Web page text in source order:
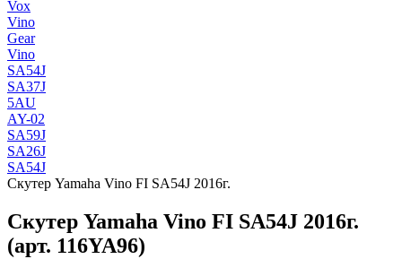
Vox
Vino
Gear
Vino
SA54J
SA37J
5AU
AY-02
SA59J
SA26J
SA54J
Скутер Yamaha Vino FI SA54J 2016г.
Скутер Yamaha Vino FI SA54J 2016г.
(арт. 116YA96)